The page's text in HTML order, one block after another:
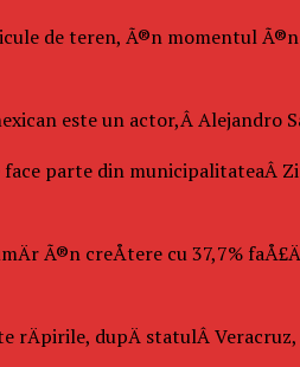
de teren, Ã®n momentul
este un actor,Â Alejandro
parte din municipalitateaÂ
Ã®n creÅtere cu 37,7%
rÄpirile, dupÄ statulÂ